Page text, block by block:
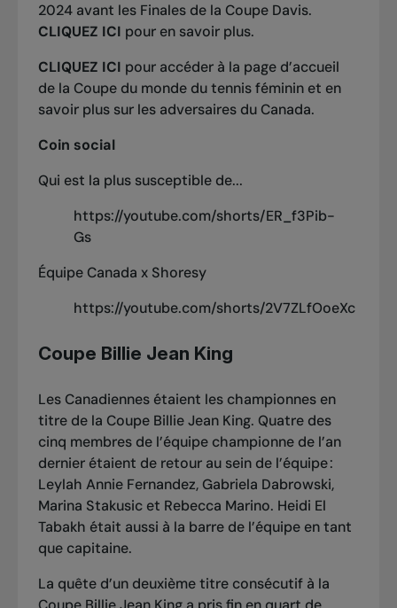
2024 avant les Finales de la Coupe Davis.
CLIQUEZ ICI pour en savoir plus.
CLIQUEZ ICI pour accéder à la page d’accueil
de la Coupe du monde du tennis féminin et en
savoir plus sur les adversaires du Canada.
Coin social
Qui est la plus susceptible de...
https://youtube.com/shorts/ER_f3Pib-
Gs
Équipe Canada x Shoresy
https://youtube.com/shorts/2V7ZLfOoeXc
Coupe Billie Jean King
Les Canadiennes étaient les championnes en
titre de la Coupe Billie Jean King. Quatre des
cinq membres de l’équipe championne de l’an
dernier étaient de retour au sein de l’équipe :
Leylah Annie Fernandez, Gabriela Dabrowski,
Marina Stakusic et Rebecca Marino. Heidi El
Tabakh était aussi à la barre de l’équipe en tant
que capitaine.
La quête d’un deuxième titre consécutif à la